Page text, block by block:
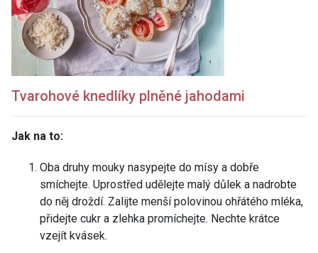
Tvarohové knedlíky plněné jahodami
Jak na to:
Oba druhy mouky nasypejte do mísy a dobře
smíchejte. Uprostřed udělejte malý důlek a nadrobte
do něj droždí. Zalijte menší polovinou ohřátého mléka,
přidejte cukr a zlehka promíchejte. Nechte krátce
vzejít kvásek.